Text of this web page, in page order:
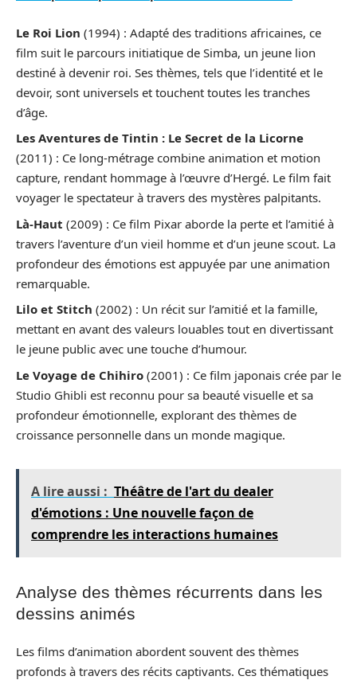
Le Roi Lion (1994) : Adapté des traditions africaines, ce
film suit le parcours initiatique de Simba, un jeune lion
destiné à devenir roi. Ses thèmes, tels que l’identité et le
devoir, sont universels et touchent toutes les tranches
d’âge.
Les Aventures de Tintin : Le Secret de la Licorne
(2011) : Ce long-métrage combine animation et motion
capture, rendant hommage à l’œuvre d’Hergé. Le film fait
voyager le spectateur à travers des mystères palpitants.
Là-Haut (2009) : Ce film Pixar aborde la perte et l’amitié à
travers l’aventure d’un vieil homme et d’un jeune scout. La
profondeur des émotions est appuyée par une animation
remarquable.
Lilo et Stitch (2002) : Un récit sur l’amitié et la famille,
mettant en avant des valeurs louables tout en divertissant
le jeune public avec une touche d’humour.
Le Voyage de Chihiro (2001) : Ce film japonais crée par le
Studio Ghibli est reconnu pour sa beauté visuelle et sa
profondeur émotionnelle, explorant des thèmes de
croissance personnelle dans un monde magique.
A lire aussi : Théâtre de l'art du dealer
d'émotions : Une nouvelle façon de
comprendre les interactions humaines
Analyse des thèmes récurrents dans les
dessins animés
Les films d’animation abordent souvent des thèmes
profonds à travers des récits captivants. Ces thématiques